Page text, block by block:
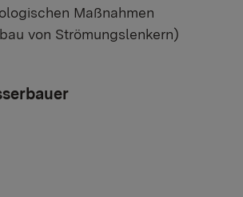
Maßnahmen
von Strömungslenkern)